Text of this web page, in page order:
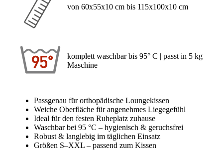
von 60x55x10 cm bis 115x100x10 cm
komplett waschbar bis 95° C | passt in 5 kg
Maschine
Passgenau für orthopädische Loungekissen
Weiche Oberfläche für angenehmes Liegegefühl
Ideal für den festen Ruheplatz zuhause
Waschbar bei 95 °C – hygienisch & geruchsfrei
Robust & langlebig im täglichen Einsatz
Größen S–XXL – passend zum Kissen